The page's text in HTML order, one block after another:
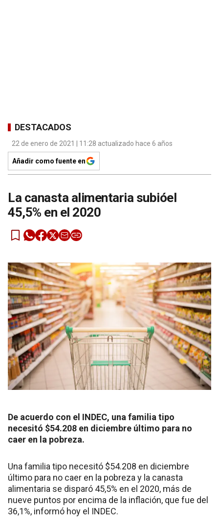
DESTACADOS
22 de enero de 2021 | 11:28 actualizado hace 6 años
Añadir como fuente en
La canasta alimentaria subióel
45,5% en el 2020
De acuerdo con el INDEC, una familia tipo
necesitó $54.208 en diciembre último para no
caer en la pobreza.
Una familia tipo necesitó $54.208 en diciembre
último para no caer en la pobreza y la canasta
alimentaria se disparó 45,5% en el 2020, más de
nueve puntos por encima de la inflación, que fue del
36,1%, informó hoy el INDEC.